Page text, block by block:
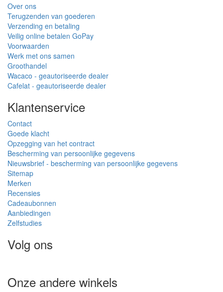
Over ons
Terugzenden van goederen
Verzending en betaling
Veilig online betalen GoPay
Voorwaarden
Werk met ons samen
Groothandel
Wacaco - geautoriseerde dealer
Cafelat - geautoriseerde dealer
Klantenservice
Contact
Goede klacht
Opzegging van het contract
Bescherming van persoonlijke gegevens
Nieuwsbrief - bescherming van persoonlijke gegevens
Sitemap
Merken
Recensies
Cadeaubonnen
Aanbiedingen
Zelfstudies
Volg ons
Onze andere winkels